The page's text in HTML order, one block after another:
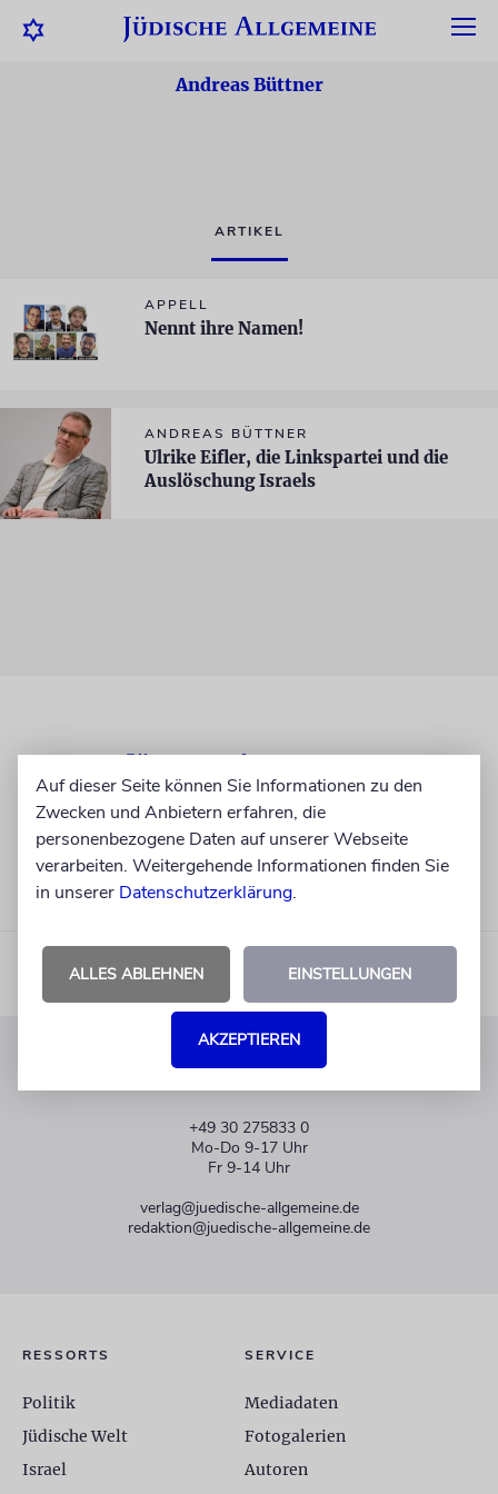
Andreas Büttner
ARTIKEL
APPELL
Nennt ihre Namen!
ANDREAS BÜTTNER
Ulrike Eifler, die Linkspartei und die
Auslöschung Israels
+49 30 275833 0
Mo-Do 9-17 Uhr
Fr 9-14 Uhr
verlag@juedische-allgemeine.de
redaktion@juedische-allgemeine.de
RESSORTS
Politik
Jüdische Welt
Israel
SERVICE
Mediadaten
Fotogalerien
Autoren
Auf dieser Seite können Sie Informationen zu den
Zwecken und Anbietern erfahren, die
personenbezogene Daten auf unserer Webseite
verarbeiten. Weitergehende Informationen finden Sie
in unserer Datenschutzerklärung.
ALLES ABLEHNEN EINSTELLUNGEN
AKZEPTIEREN